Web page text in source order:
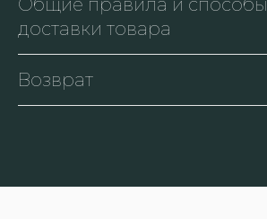
Общие правила и способы
доставки товара
Возврат